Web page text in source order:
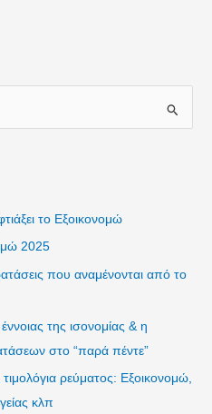
το Εξοικονομώ
2025
που αναμένονται από το
της ισονομίας & η
στο “παρά πέντε”
ρεύματος: Εξοικονομώ,
κλπ